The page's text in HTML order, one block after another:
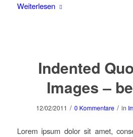
Weiterlesen
Indented
Images –
12/02/2011 / 0 Kommentare / in
Lorem ipsum dolor sit amet,